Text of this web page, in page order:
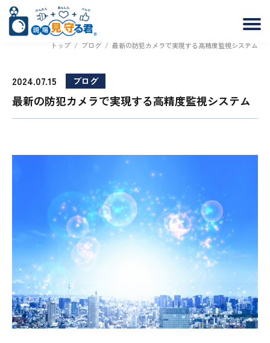
トップ / ブログ / 最新の防犯カメラで実現する高精度監視システム
2024.07.15 ブログ
最新の防犯カメラで実現する高精度監視システム